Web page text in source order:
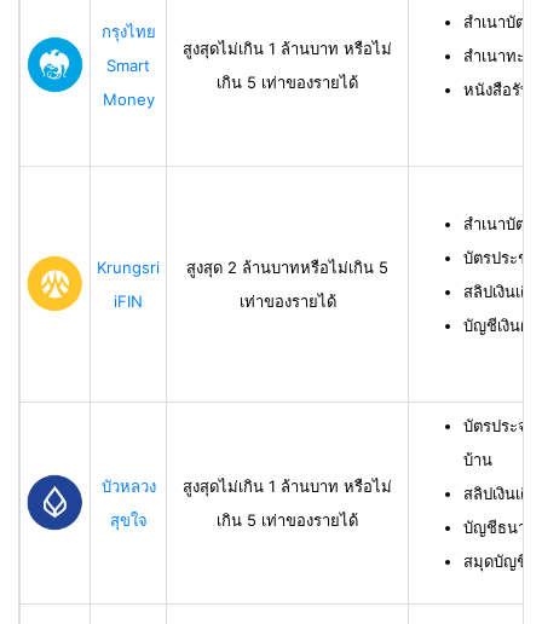
กรุงไทย
Smart
Money
สูงสุดไม่เกิน 1 ล้านบาท หรือไม่
เกิน 5 เท่าของรายได้
สำเนาบัตร
สำเนาทะเ
หนังสือรับร
Krungsri
iFIN
สูงสุด 2 ล้านบาทหรือไม่เกิน 5
เท่าของรายได้
สำเนาบัตร
บัตรประช
สลิปเงินเดื
บัญชีเงินฝา
บัวหลวง
สุขใจ
สูงสุดไม่เกิน 1 ล้านบาท หรือไม่
เกิน 5 เท่าของรายได้
บัตรประจำ
บ้าน
สลิปเงินเดื
บัญชีธนาคา
สมุดบัญชีธ